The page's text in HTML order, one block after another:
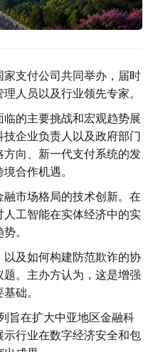
支付公司共同举办，届时
人员以及行业领先专家。
的主要挑战和宏观趋势展
企业负责人以及政府部门
向、新一代支付系统的发
合作机遇。
市场格局的技术创新。在
工智能在实体经济中的实
。
及如何构建防范欺诈的协
。主办方认为，这是增强
础。
旨在扩大中亚地区金融科
行业在数字经济安全和包